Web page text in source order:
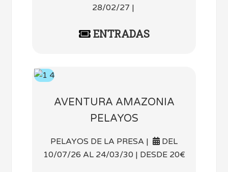
28/02/27 |
ENTRADAS
AVENTURA AMAZONIA
PELAYOS
PELAYOS DE LA PRESA |
DEL
10/07/26 AL 24/03/30 | DESDE 20€